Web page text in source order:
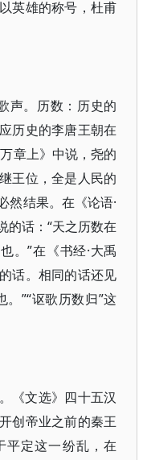
英雄的称号，杜甫
声。历数：历史的
历史的李唐王朝在
章上》中说，尧的
王位，全是人民的
然结果。在《论语·
的话：“天之历数在
。”在《书经·大禹
话。相同的话还见
”“讴歌历数归”这
《文选》四十五汉
创帝业之前的秦王
平定这一纷乱，在